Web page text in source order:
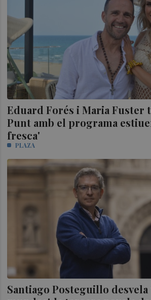
Eduard Forés i Maria Fuster
Punt amb el programa
fresca'
PLAZA
Santiago Posteguillo